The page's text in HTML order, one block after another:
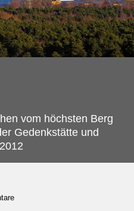
vom höchsten Berg
Gedenkstätte und